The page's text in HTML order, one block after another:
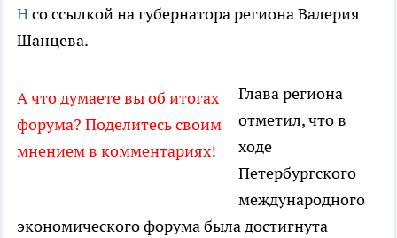
Нсо ссылкой на губернатора региона Валерия
Шанцева.
А что думаете вы об итогах
форума? Поделитесь своим
мнением в комментариях!
Глава региона
отметил, что в
ходе
Петербургского
международного
экономического форума была достигнута